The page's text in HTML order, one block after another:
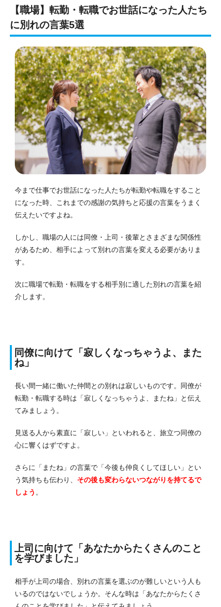
【職場】転勤・転職でお世話になった人たち
に別れの言葉5選
今まで仕事でお世話になった人たちが転勤や転職をすること
になった時、これまでの感謝の気持ちと応援の言葉をうまく
伝えたいですよね。
しかし、職場の人には同僚・上司・後輩とさまざまな関係性
があるため、相手によって別れの言葉を変える必要がありま
す。
次に職場で転勤・転職をする相手別に適した別れの言葉を紹
介します。
同僚に向けて「寂しくなっちゃうよ、また
ね」
長い間一緒に働いた仲間との別れは寂しいものです。 同僚が
転勤・転職する時は「寂しくなっちゃうよ、またね」と伝え
てみましょう。
見送る人から素直に「寂しい」といわれると、旅立つ同僚の
心に響くはずですよ。
さらに「またね」の言葉で「今後も仲良くしてほしい」とい
う気持ちも伝わり、 その後も変わらないつながりを持てるで
しょう 。
上司に向けて「あなたからたくさんのこと
を学びました」
相手が上司の場合、別れの言葉を選ぶのが難しいという人も
いるのではないでしょうか。 そんな時は「あなたからたくさ